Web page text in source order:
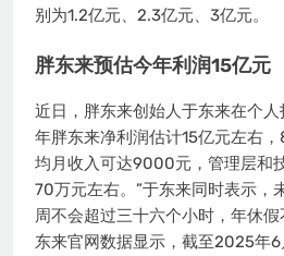
别为1.2亿元、2.3亿元、3亿元。
胖东来预估今年利润15亿元
近日，胖东来创始人于东来在个
年胖东来净利润估计15亿元左右
均月收入可达9000元，管理层和
70万元左右。”于东来同时表示，
周不会超过三十六个小时，年休
东来官网数据显示，截至2025年